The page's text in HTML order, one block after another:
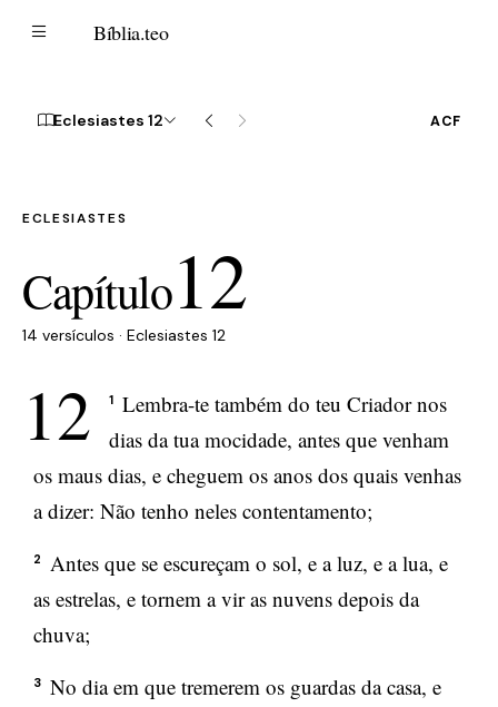
Bíblia.teo
Eclesiastes 12 ACF
ECLESIASTES
Capítulo12
14 versículos · Eclesiastes 12
12 1
Lembra-te também do teu Criador nos
dias da tua mocidade, antes que venham
os maus dias, e cheguem os anos dos quais venhas
a dizer: Não tenho neles contentamento;
2
Antes que se escureçam o sol, e a luz, e a lua, e
as estrelas, e tornem a vir as nuvens depois da
chuva;
3
No dia em que tremerem os guardas da casa, e